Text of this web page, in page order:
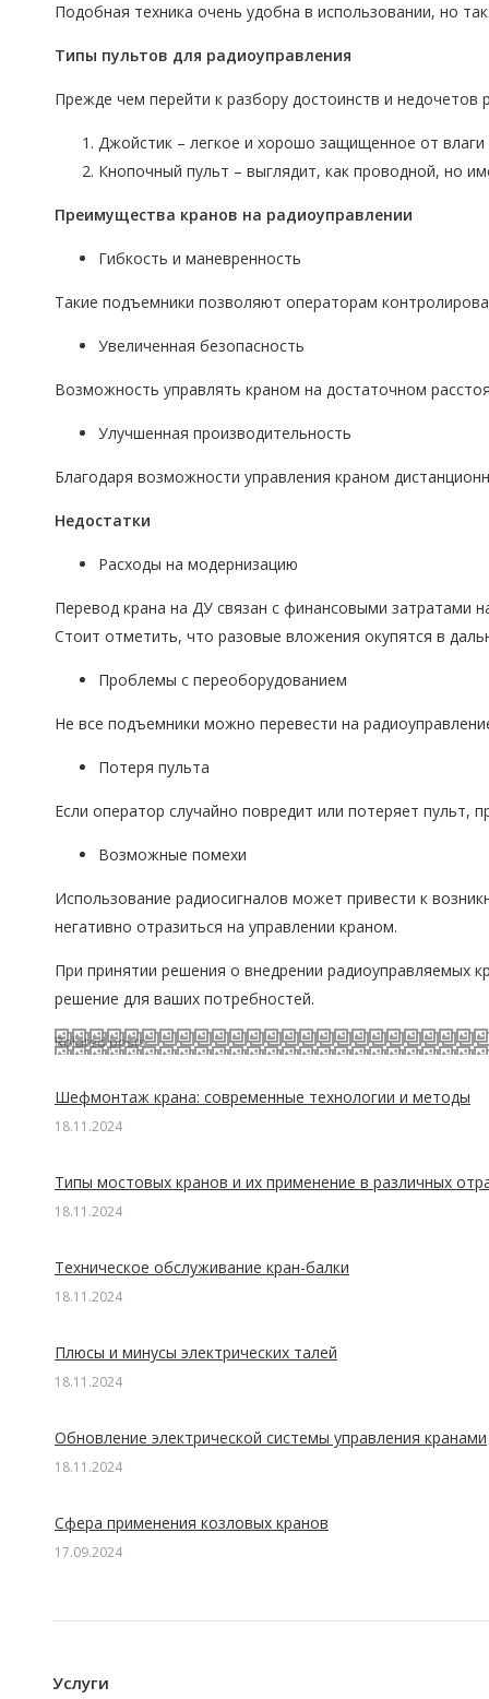
Подобная техника очень удобна в использовании, но
Типы пультов для радиоуправления
Прежде чем перейти к разбору достоинств и
Джойстик – легкое и хорошо защищенное от
Кнопочный пульт – выглядит, как проводной, но
Преимущества кранов на радиоуправлении
Гибкость и маневренность
Такие подъемники позволяют операторам
Увеличенная безопасность
Возможность управлять краном на достаточном
Улучшенная производительность
Благодаря возможности управления краном
Недостатки
Расходы на модернизацию
Перевод крана на ДУ связан с финансовыми затратами
Стоит отметить, что разовые вложения окупятся в
Проблемы с переоборудованием
Не все подъемники можно перевести на
Потеря пульта
Если оператор случайно повредит или потеряет пульт,
Возможные помехи
Использование радиосигналов может привести к
негативно отразиться на управлении краном.
При принятии решения о внедрении радиоуправляемых
решение для ваших потребностей.
Related posts
Шефмонтаж крана: современные технологии и методы
18.11.2024
Типы мостовых кранов и их применение в различных
18.11.2024
Техническое обслуживание кран-балки
18.11.2024
Плюсы и минусы электрических талей
18.11.2024
Обновление электрической системы управления кранами
18.11.2024
Сфера применения козловых кранов
17.09.2024
Услуги